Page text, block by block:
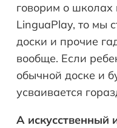
говорим о школах
LinguaPlay, то мы
доски и прочие
вообще. Если
обычной доске и
усваивается
А искусственный